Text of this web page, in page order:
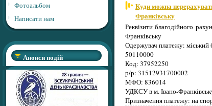
Фотоальбом
Написати нам
Анонси подій
Куди можна
Франківську
Реквізити благодійного
Франківську
Одержувач платежу: міський
50110000
Код: 37952250
р/р: 31512931700002
МФО: 836014
УДКСУ в м. Івано-
Призначення платежу: на